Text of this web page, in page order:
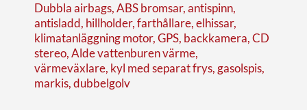
Dubbla airbags, ABS bromsar, antispinn,
antisladd, hillholder, farthållare, elhissar,
klimatanläggning motor, GPS, backkamera, CD
stereo, Alde vattenburen värme,
värmeväxlare, kyl med separat frys, gasolspis,
markis, dubbelgolv